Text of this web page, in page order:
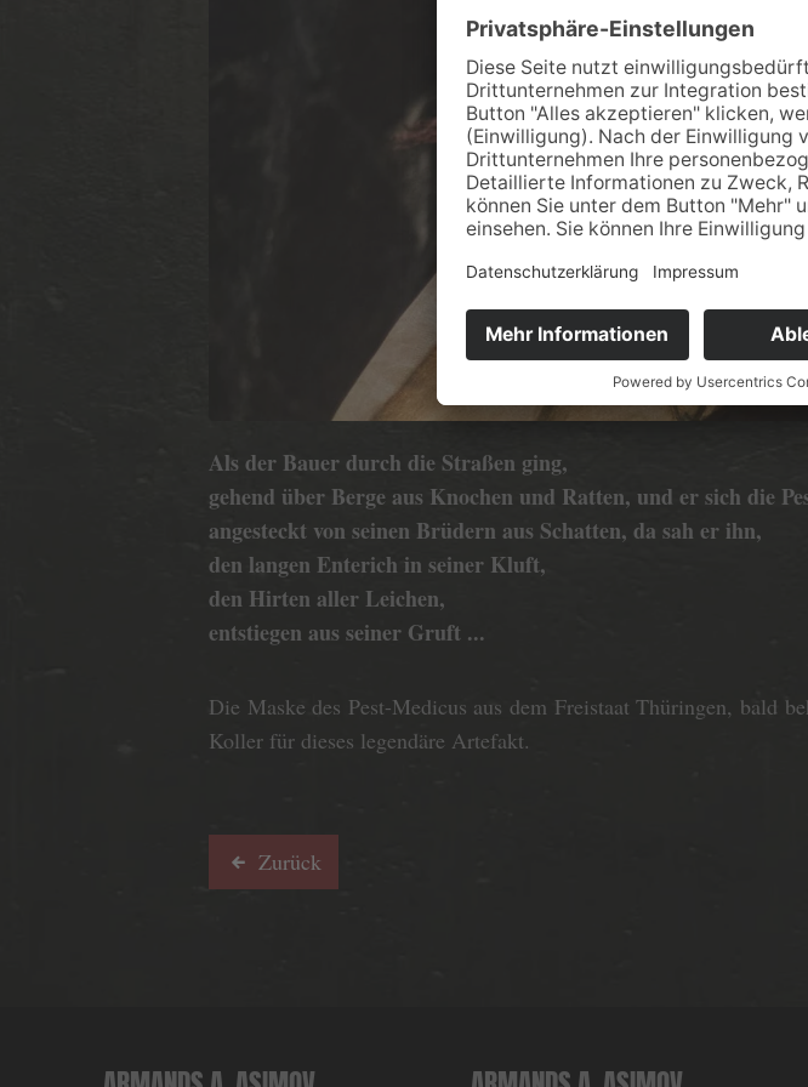
Als der Bauer durch die Straßen ging,
gehend über Berge aus Knochen und Ratten, und er sich die
angesteckt von seinen Brüdern aus Schatten, da sah er ihn,
den langen Enterich in seiner Kluft,
den Hirten aller Leichen,
entstiegen aus seiner Gruft ...
Die Maske des Pest-Medicus aus dem Freistaat Thüringen, bald
Koller für dieses legendäre Artefakt.
Zurück